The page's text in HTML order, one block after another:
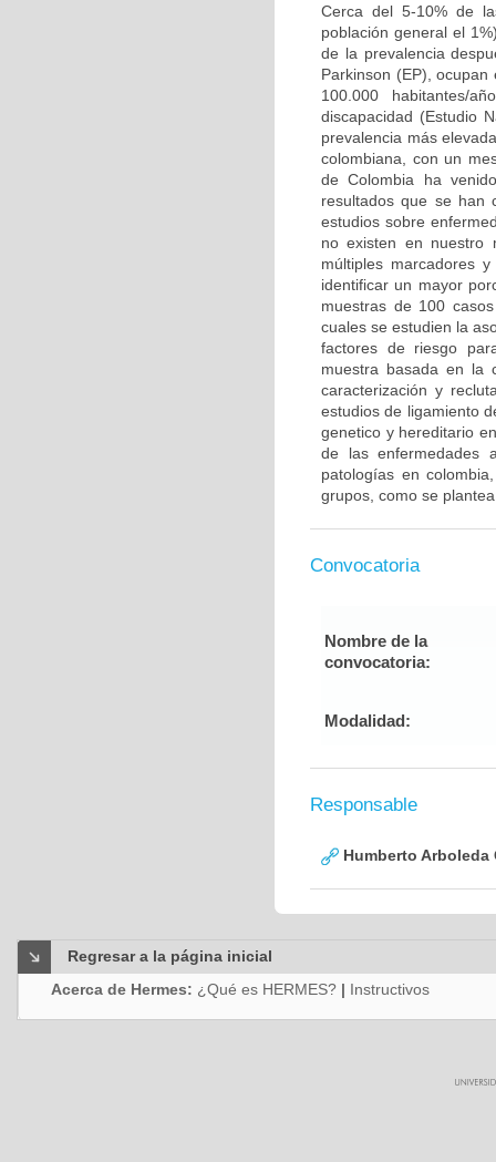
Cerca del 5-10% de
población general el
de la prevalencia
Parkinson (EP),
100.000 habitantes/
discapacidad (Estudio
prevalencia más
colombiana, con un
de Colombia ha
resultados que se han
estudios sobre
no existen en nuestro
múltiples marcadores
identificar un mayor
muestras de 100
cuales se estudien la
factores de riesgo
muestra basada en la
caracterización y
estudios de ligamiento
genetico y hereditario
de las enfermedades
patologías en
grupos, como se
Convocatoria
Nombre de la
convocatoria:
Modalidad:
Responsable
Humberto Arboleda
Regresar a la página inicial
Acerca de Hermes: ¿Qué es HERMES? | Instructivos